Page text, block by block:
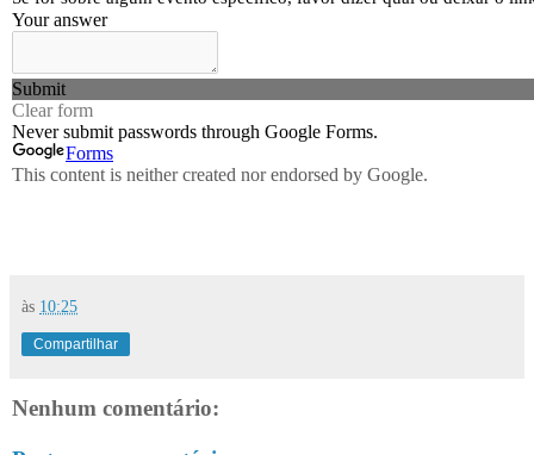
às 10:25
Compartilhar
Nenhum comentário: